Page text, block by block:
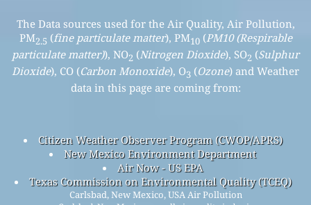
The Data sources used for the Air Quality, Air Pollution,
PM2.5 (fine particulate matter), PM10(PM10 (Respirable
particulate matter)), NO2 (Nitrogen Dioxide), SO2 (Sulphur
Dioxide), CO (Carbon Monoxide), O3 (Ozone) and Weather
data in this page are coming from:
Citizen Weather Observer Program (CWOP/APRS)
New Mexico Environment Department
Air Now - US EPA
Texas Commission on Environmental Quality (TCEQ)
Carlsbad, New Mexico, USA Air Pollution